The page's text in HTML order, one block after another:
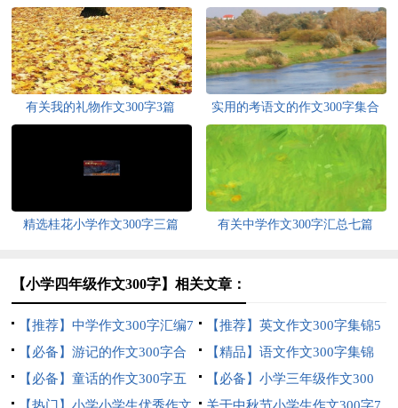
有关我的礼物作文300字3篇
实用的考语文的作文300字集合
七篇
精选桂花小学作文300字三篇 有关中学作文300字汇总七篇
【小学四年级作文300字】相关文章：
【推荐】中学作文300字汇编7
篇
【推荐】英文作文300字集锦5
篇
【必备】游记的作文300字合
集七篇
【精品】语文作文300字集锦
十篇
【必备】童话的作文300字五
篇
【必备】小学三年级作文300
字4篇
【热门】小学小学生优秀作文 关于中秋节小学生作文300字7